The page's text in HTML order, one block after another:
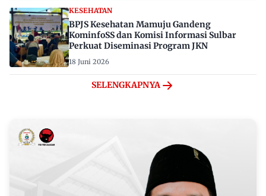
KESEHATAN
BPJS Kesehatan Mamuju Gandeng
KominfoSS dan Komisi Informasi Sulbar
Perkuat Diseminasi Program JKN
18 Juni 2026
SELENGKAPNYA